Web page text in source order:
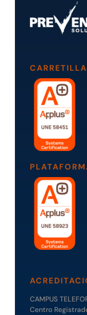
CAMPUS
Centro